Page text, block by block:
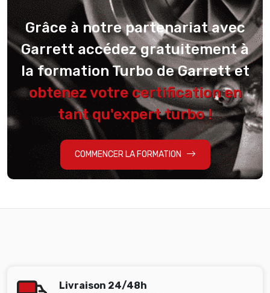
Grâce à notre partenariat avec
Garrett accédez gratuitement à
la formation Turbo de Garrett et
obtenez votre certification en
tant qu'expert turbo !
COMMENCER LA FORMATION
Livraison 24/48h